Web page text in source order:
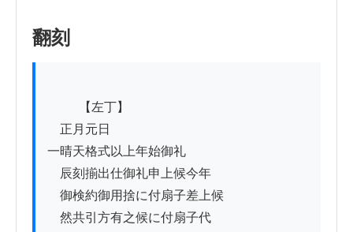
翻刻
正月元日
一晴天格式以上年始御礼
辰刻揃出仕御礼申上候今年ゟ
御検約御用捨に付扇子差上候
然共引方有之候に付扇子代